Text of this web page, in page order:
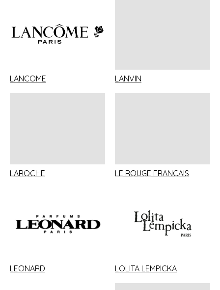
LANCOME LANVIN
LAROCHE LE ROUGE FRANCAIS
LEONARD LOLITA LEMPICKA